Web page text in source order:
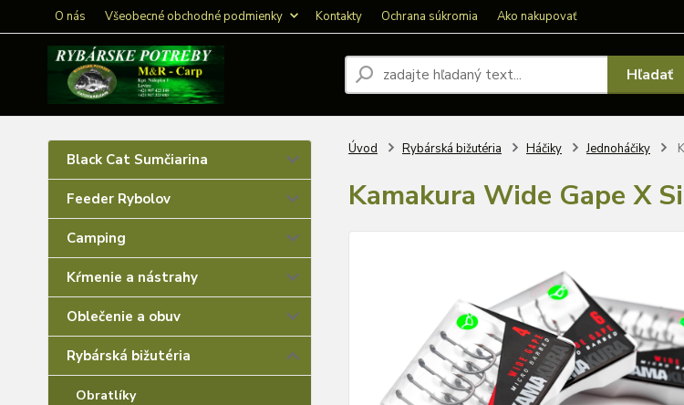
O nás Všeobecné obchodné podmienky Kontakty Ochrana súkromia Ako nakupovať
Hľadať
Black Cat Sumčiarina
Feeder Rybolov
Camping
Kŕmenie a nástrahy
Oblečenie a obuv
Rybárská bižutéria
Obratlíky
Úvod Rybárská bižutéria Háčiky Jednoháčiky
Kamakura Wide Gape X